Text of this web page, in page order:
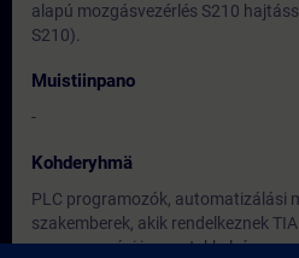
alapú mozgásvezérlés S210
S210).
Muistiinpano
-
Kohderyhmä
PLC programozók, automatizálási
szakemberek, akik rendelkeznek
programozási ismeretekkel, és